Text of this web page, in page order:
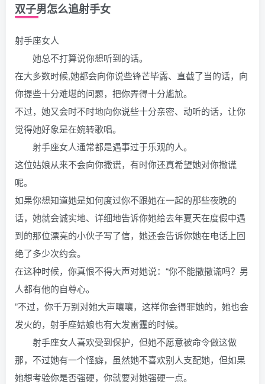
双子男怎么追射手女
射手座女人
她总不打算说你想听到的话。
在大多数时候,她都会向你说些锋芒毕露、直截了当的话，向
你提些十分难堪的问题，把你弄得十分尴尬。
不过，她又会时不时地向你说些十分亲密、动听的话，让你
觉得她好象是在婉转歌唱。
射手座女人通常都是遇事过于乐观的人。
这位姑娘从来不会向你撒谎，有时你还真希望她对你撒谎
呢。
如果你想知道她是如何度过你不跟她在一起的那些夜晚的
话，她就会诚实地、详细地告诉你她给去年夏天在度假中遇
到的那位漂亮的小伙子写了信，她还会告诉你她在电话上回
绝了多少次约会。
在这种时候，你真恨不得大声对她说：“你不能撒撒谎吗？男
人都有他的自尊心。
”不过，你千万别对她大声嚷嚷，这样你会得罪她的，她也会
发火的，射手座姑娘也有大发雷霆的时候。
射手座女人喜欢受到保护，但她不愿意被命令做这做
那，不过她有一个怪癖，虽然她不喜欢别人支配她，但如果
她想考验你是否强硬，你就要对她强硬一点。